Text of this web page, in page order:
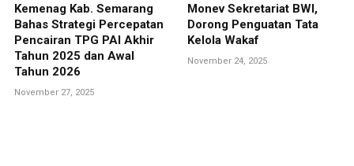
Kemenag Kab. Semarang
Bahas Strategi Percepatan
Pencairan TPG PAI Akhir
Tahun 2025 dan Awal
Tahun 2026
November 27, 2025
Monev Sekretariat BWI,
Dorong Penguatan Tata
Kelola Wakaf
November 24, 2025